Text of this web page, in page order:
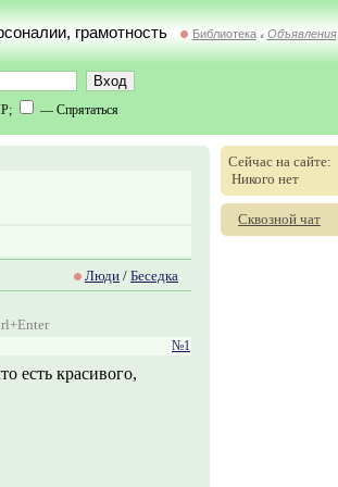
грамотность Библиотека // Объявления
— Спрятаться
Люди / Беседка
№1
есть красивого,
Сейчас на сайте:
Никого нет
Сквозной чат